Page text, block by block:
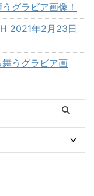
グラビア画像！
2021年2月23日
うグラビア画